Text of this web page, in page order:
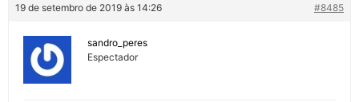
19 de setembro de 2019 às 14:26 #8485
sandro_peres
Espectador